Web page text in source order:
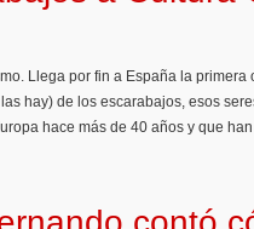
Llega por fin a España la primera
hay) de los escarabajos, esos
hace más de 40 años y que